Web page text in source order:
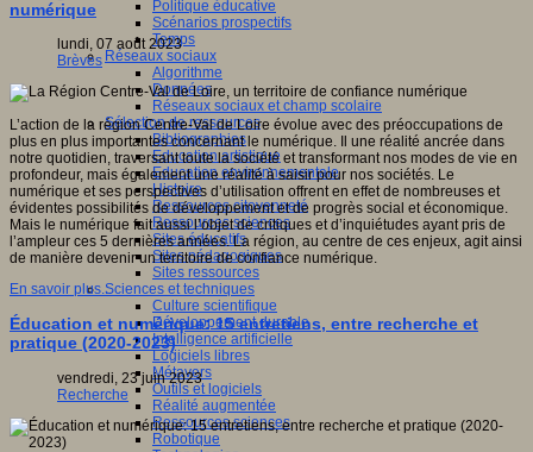
Politique éducative
Scénarios prospectifs
Temps
Réseaux sociaux
Algorithme
Données
Réseaux sociaux et champ scolaire
Sélection de ressources
Bibliographies
Education artistique
Education environnementale
Histoire
Ressources citoyenneté
Ressources sciences
Sites éducatifs
Sites pédagogiques
Sites ressources
Sciences et techniques
Culture scientifique
Développement durable
Intelligence artificielle
Logiciels libres
Métavers
Outils et logiciels
Réalité augmentée
Ressources sciences
Robotique
numérique
lundi, 07 août 2023
Brèves
L’action de la région Centre-Val de Loire évolue avec des préoccupations de
plus en plus importantes concernant le numérique. Il une réalité ancrée dans
notre quotidien, traversant toute la société et transformant nos modes de vie en
profondeur, mais également une réalité à saisir pour nos sociétés. Le
numérique et ses perspectives d’utilisation offrent en effet de nombreuses et
évidentes possibilités de développement et de progrès social et économique.
Mais le numérique fait aussi l’objet de critiques et d’inquiétudes ayant pris de
l’ampleur ces 5 dernières années. La région, au centre de ces enjeux, agit ainsi
de manière devenir un territoire de confiance numérique.
En savoir plus...
Éducation et numérique: 15 entretiens, entre recherche et
pratique (2020-2023)
vendredi, 23 juin 2023
Recherche